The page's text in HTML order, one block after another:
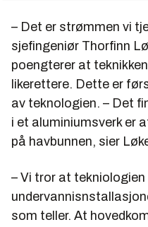
– Det er strømmen vi
sjefingeniør Thorfinn
poengterer at
likerettere. Dette er
av teknologien. – Det
i et aluminiumsverk er
på havbunnen, sier
– Vi tror at
som teller. At